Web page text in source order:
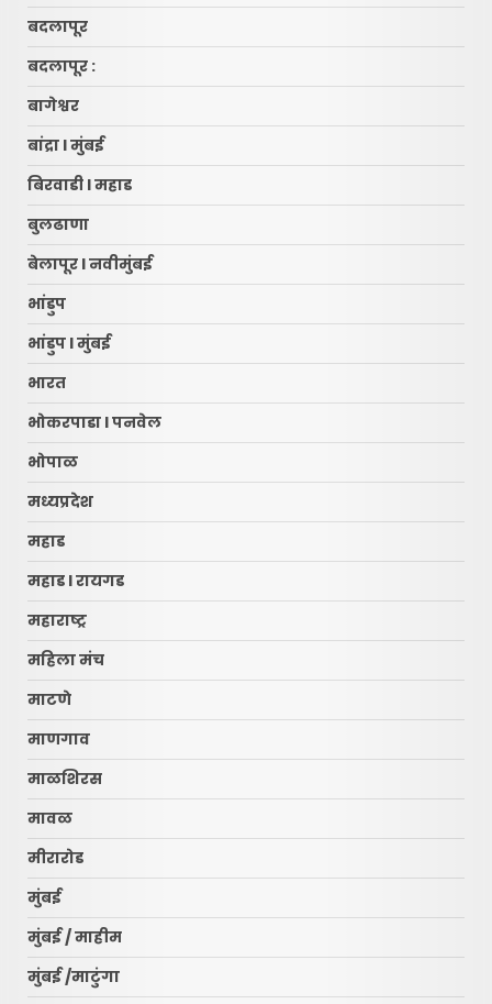
बदलापूर
बदलापूर :
बागेश्वर
बांद्रा l मुंबई
बिरवाडी l महाड
बुलढाणा
बेलापूर l नवीमुंबई
भांडुप
भांडुप l मुंबई
भारत
भोकरपाडा l पनवेल
भोपाळ
मध्यप्रदेश
महाड
महाड l रायगड
महाराष्ट्र
महिला मंच
माटणे
माणगाव
माळशिरस
मावळ
मीरारोड
मुंबई
मुंबई / माहीम
मुंबई /माटुंगा